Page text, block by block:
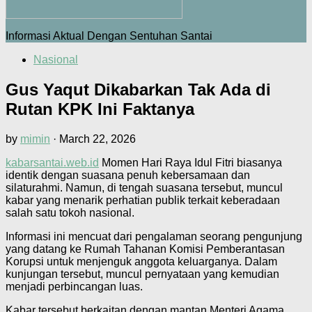
Informasi Aktual Dengan Sentuhan Santai
Nasional
Gus Yaqut Dikabarkan Tak Ada di
Rutan KPK Ini Faktanya
by mimin · March 22, 2026
kabarsantai.web.id Momen Hari Raya Idul Fitri biasanya
identik dengan suasana penuh kebersamaan dan
silaturahmi. Namun, di tengah suasana tersebut, muncul
kabar yang menarik perhatian publik terkait keberadaan
salah satu tokoh nasional.
Informasi ini mencuat dari pengalaman seorang pengunjung
yang datang ke Rumah Tahanan Komisi Pemberantasan
Korupsi untuk menjenguk anggota keluarganya. Dalam
kunjungan tersebut, muncul pernyataan yang kemudian
menjadi perbincangan luas.